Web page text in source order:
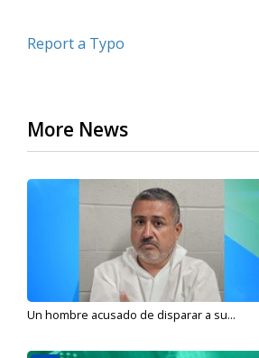
Report a Typo
More News
Un hombre acusado de disparar a su...